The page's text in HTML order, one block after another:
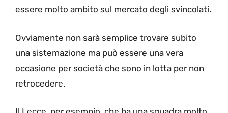
essere molto ambito sul mercato degli svincolati.
Ovviamente non sarà semplice trovare subito
una sistemazione ma può essere una vera
occasione per società che sono in lotta per non
retrocedere.